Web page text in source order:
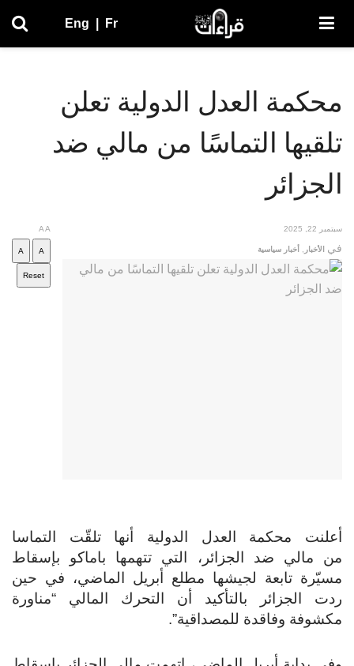
Eng Fr
محكمة العدل الدولية تعلن
تلقيها التماسًا من مالي ضد
الجزائر
سبتمبر 22, 2025
في الأخبار أخبار سياسية
AA
A
A
Reset
أعلنت محكمة العدل الدولية أنها تلقّت التماسا
من مالي ضد الجزائر، التي تتهمها باماكو بإسقاط
مسيّرة تابعة لجيشها مطلع أبريل الماضي، في حين
ردت الجزائر بالتأكيد أن التحرك المالي “مناورة
مكشوفة وفاقدة للمصداقية”.